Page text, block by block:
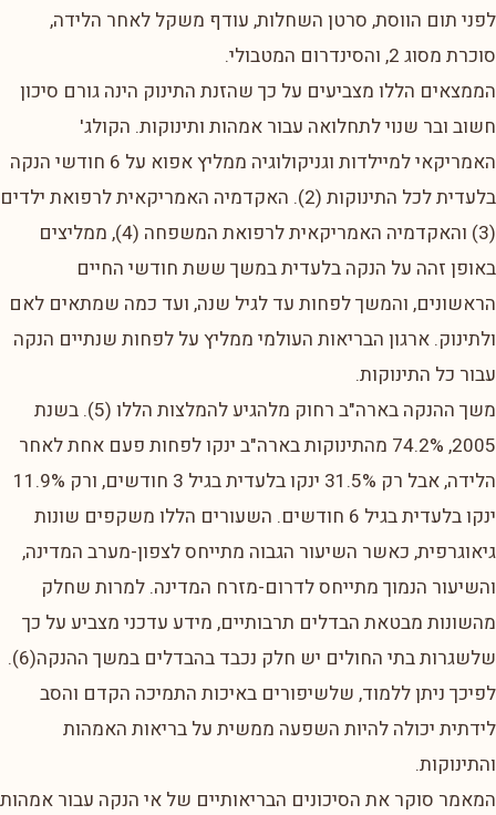
לפני תום הווסת, סרטן השחלות, עודף משקל לאחר הלידה,
סוכרת מסוג 2, והסינדרום המטבולי.
הממצאים הללו מצביעים על כך שהזנת התינוק הינה גורם סיכון
חשוב ובר שנוי לתחלואה עבור אמהות ותינוקות. הקולג'
האמריקאי למיילדות וגניקולוגיה ממליץ אפוא על 6 חודשי הנקה
בלעדית לכל התינוקות (2). האקדמיה האמריקאית לרפואת ילדים
(3) והאקדמיה האמריקאית לרפואת המשפחה (4), ממליצים
באופן זהה על הנקה בלעדית במשך ששת חודשי החיים
הראשונים, והמשך לפחות עד לגיל שנה, ועד כמה שמתאים לאם
ולתינוק. ארגון הבריאות העולמי ממליץ על לפחות שנתיים הנקה
עבור כל התינוקות.
משך ההנקה בארה"ב רחוק מלהגיע להמלצות הללו (5). בשנת
2005, 74.2% מהתינוקות בארה"ב ינקו לפחות פעם אחת לאחר
הלידה, אבל רק 31.5% ינקו בלעדית בגיל 3 חודשים, ורק 11.9%
ינקו בלעדית בגיל 6 חודשים. השעורים הללו משקפים שונות
גיאוגרפית, כאשר השיעור הגבוה מתייחס לצפון-מערב המדינה,
והשיעור הנמוך מתייחס לדרום-מזרח המדינה. למרות שחלק
מהשונות מבטאת הבדלים תרבותיים, מידע עדכני מצביע על כך
שלשגרות בתי החולים יש חלק נכבד בהבדלים במשך ההנקה(6).
לפיכך ניתן ללמוד, שלשיפורים באיכות התמיכה הקדם והסב
לידתית יכולה להיות השפעה ממשית על בריאות האמהות
והתינוקות.
המאמר סוקר את הסיכונים הבריאותיים של אי הנקה עבור אמהות